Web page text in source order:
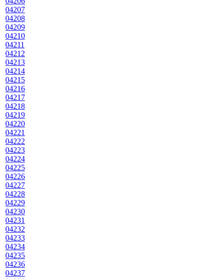
04207
04208
04209
04210
04211
04212
04213
04214
04215
04216
04217
04218
04219
04220
04221
04222
04223
04224
04225
04226
04227
04228
04229
04230
04231
04232
04233
04234
04235
04236
04237